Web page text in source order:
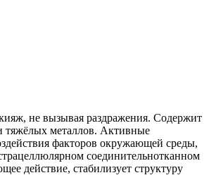
не вызывая раздражения. Содержит
тяжёлых металлов. Активные
факторов окружающей среды,
соединительнотканном
действие, стабилизует структуру